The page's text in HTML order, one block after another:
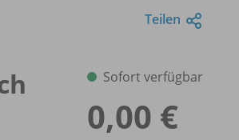
Teilen
Sofort verfügbar
0,00 €